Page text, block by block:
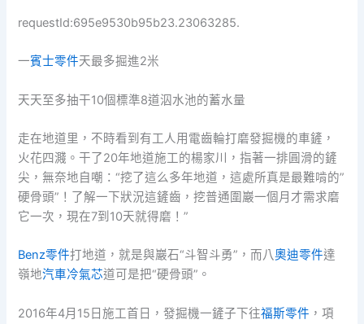
requestId:695e9530b95b23.23063285.
一賓士零件天最多掘進2米
天天至多抽干10個標準8道泅水池的蓄水量
走在地道里，不時看到有工人用電齒輪打磨發掘機的車鏟，
火花四濺。干了20年地道施工的楊家川，指著一排圓滑的鏟
尖，無奈地自嘲：“挖了這么多年地道，這處所真是最難啃的”
硬骨頭”！了解一下狀況這鏟齒，挖普通圍巖一個月才需求磨
它一次，現在7到10天就得磨！”
Benz零件打地道，就是與巖石“斗智斗勇”，而八奧迪零件達
嶺地汽車冷氣芯道可是把“硬骨頭”。
2016年4月15日施工首日，發掘機一鏟子下往福斯零件 ，項